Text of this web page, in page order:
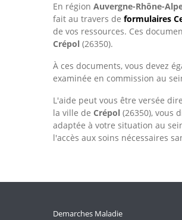
En région Auvergne-Rhône-
fait au travers de formulaires
de vos ressources. Ces
Crépol (26350).
À ces documents, vous devez
examinée en commission au
L'aide peut vous être versée
la ville de Crépol (26350), vous
adaptée à votre situation au
l'accès aux soins nécessaires
Demarches Maladie